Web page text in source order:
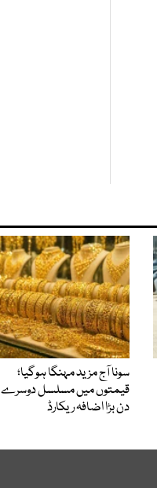
سونا آج مزید مہنگا ہوگیا؛
قیمتوں میں مسلسل دوسرے
دن بڑا اضافہ ریکارڈ